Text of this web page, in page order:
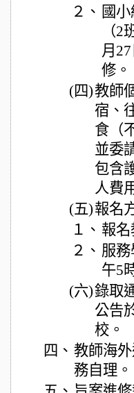
２、 國
（
月
修。
(四)教師
宿、
食（
並委
包含
人費
(五)報名
１、 報
２、 服
午5
(六)錄取
公告
校。
四、 教師海
務自理。